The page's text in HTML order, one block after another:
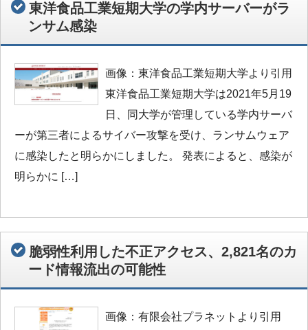
東洋食品工業短期大学の学内サーバーがラ
ンサム感染
画像：東洋食品工業短期大学より引用
東洋食品工業短期大学は2021年5月19
日、同大学が管理している学内サーバ
ーが第三者によるサイバー攻撃を受け、ランサムウェア
に感染したと明らかにしました。 発表によると、感染が
明らかに […]
脆弱性利用した不正アクセス、2,821名のカ
ード情報流出の可能性
画像：有限会社プラネットより引用